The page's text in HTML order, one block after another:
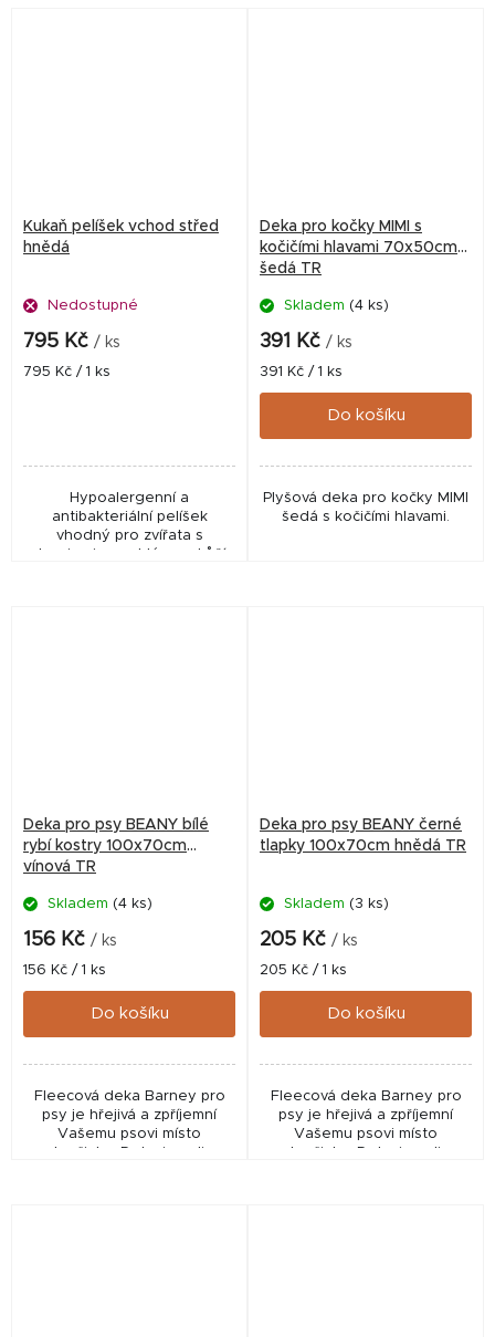
Kukaň pelíšek vchod střed
hnědá
Nedostupné
795 Kč / ks
Měrná
795 Kč / 1 ks
Hypoalergenní a
antibakteriální pelíšek
vhodný pro zvířata s
alergiemi a problémy s kůží.
Deka pro kočky MIMI s
kočičími hlavami 70x50cm
šedá TR
Skladem (4 ks)
391 Kč / ks
Měrná
cena:
391 Kč / 1 ks
Do košíku
Plyšová deka pro kočky MIMI
šedá s kočičími hlavami.
Deka pro psy BEANY bílé
rybí kostry 100x70cm
vínová TR
Skladem (4 ks)
156 Kč / ks
Měrná
cena:
156 Kč / 1 ks
Do košíku
Fleecová deka Barney pro
psy je hřejivá a zpříjemní
Vašemu psovi místo
Deka pro psy BEANY černé
tlapky 100x70cm hnědá TR
Skladem (3 ks)
205 Kč / ks
Měrná
cena:
205 Kč / 1 ks
Do košíku
Fleecová deka Barney pro
psy je hřejivá a zpříjemní
Vašemu psovi místo